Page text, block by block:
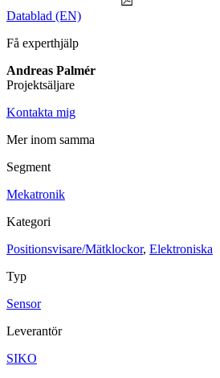
MätskalorRäknare / Displayer
LjusridåerLjustorn
Varningsljud
Varningsljus
Övrigt
Datablad (EN)
Få experthjälp
Andreas Palmér
Projektsäljare
Kontakta mig
Mer inom samma
Segment
Mekatronik
Kategori
Positionsvisare/Mätklockor, Elektroniska
Typ
Sensor
Leverantör
SIKO